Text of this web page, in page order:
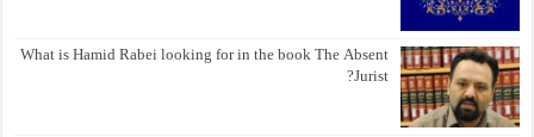
What is Hamid Rabei looking for in the book The Absent
Jurist?